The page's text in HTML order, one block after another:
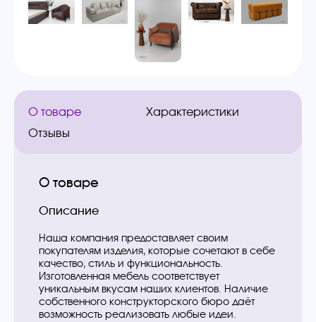
О товаре
Характеристики
Отзывы
О товаре
Описание
Наша компания предоставляет своим
покупателям изделия, которые сочетают в себе
качество, стиль и функциональность.
Изготовленная мебель соответствует
уникальным вкусам наших клиентов. Наличие
собственного конструкторского бюро даёт
возможность реализовать любые идеи.